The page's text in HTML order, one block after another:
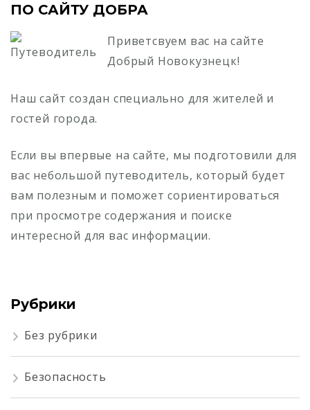
ПО САЙТУ ДОБРА
Приветсвуем вас на сайте
Добрый Новокузнецк!
Наш сайт создан специально для жителей и
гостей города.
Если вы впервые на сайте, мы подготовили для
вас небольшой путеводитель, который будет
вам полезным и поможет сориентироваться
при просмотре содержания и поиске
интересной для вас информации.
Рубрики
Без рубрики
Безопасность